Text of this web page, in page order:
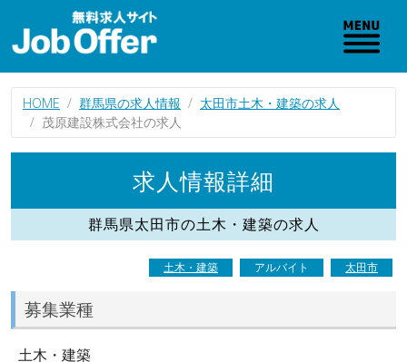
HOME 群馬県の求人情報
太田市土木・建築の求人
茂原建設株式会社の求人
求人情報詳細
群馬県太田市の土木・建築の求人
土木・建築 アルバイト 太田市
募集業種
土木・建築